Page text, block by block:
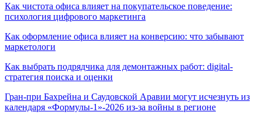
Как чистота офиса влияет на покупательское поведение:
психология цифрового маркетинга
Как оформление офиса влияет на конверсию: что забывают
маркетологи
Как выбрать подрядчика для демонтажных работ: digital-
стратегия поиска и оценки
Гран-при Бахрейна и Саудовской Аравии могут исчезнуть из
календаря «Формулы-1»-2026 из-за войны в регионе